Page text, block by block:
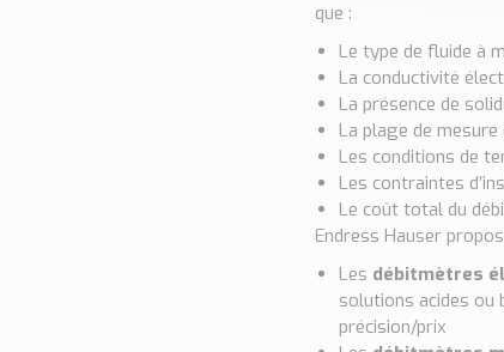
que :
Le type de fluide à
La conductivité
La présence de
La plage de
Les conditions de
Les contraintes
Le coût total du
Endress Hauser
Les débitmètres
solutions acides
précision/prix